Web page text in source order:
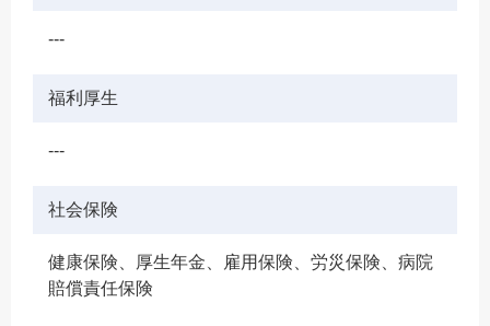
---
福利厚生
---
社会保険
健康保険、厚生年金、雇用保険、労災保険、病院
賠償責任保険